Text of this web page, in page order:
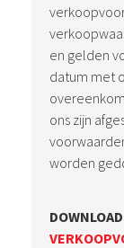
en gelden
datum met
ons zijn
worden